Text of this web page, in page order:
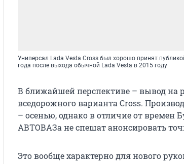
Универсал Lada Vesta Cross был хорошо принят
года после выхода обычной Lada Vesta в 2015 году
В ближайшей перспективе – вывод на
вседорожного варианта Cross.
– осенью, однако в отличие от времен
АВТОВАЗа не спешат анонсировать
Это вообще характерно для нового